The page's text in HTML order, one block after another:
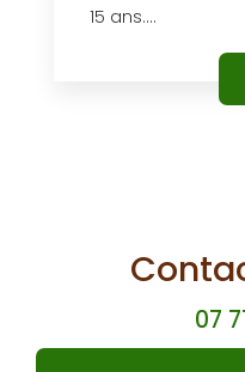
15 ans....
07